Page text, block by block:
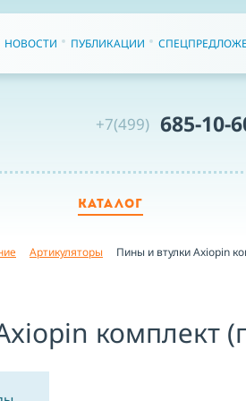
НОВОСТИ ПУБЛИКАЦИИ
+7(499) 685-10-
КАТАЛОГ
Артикуляторы Пины и втулки Axiopin
комплект